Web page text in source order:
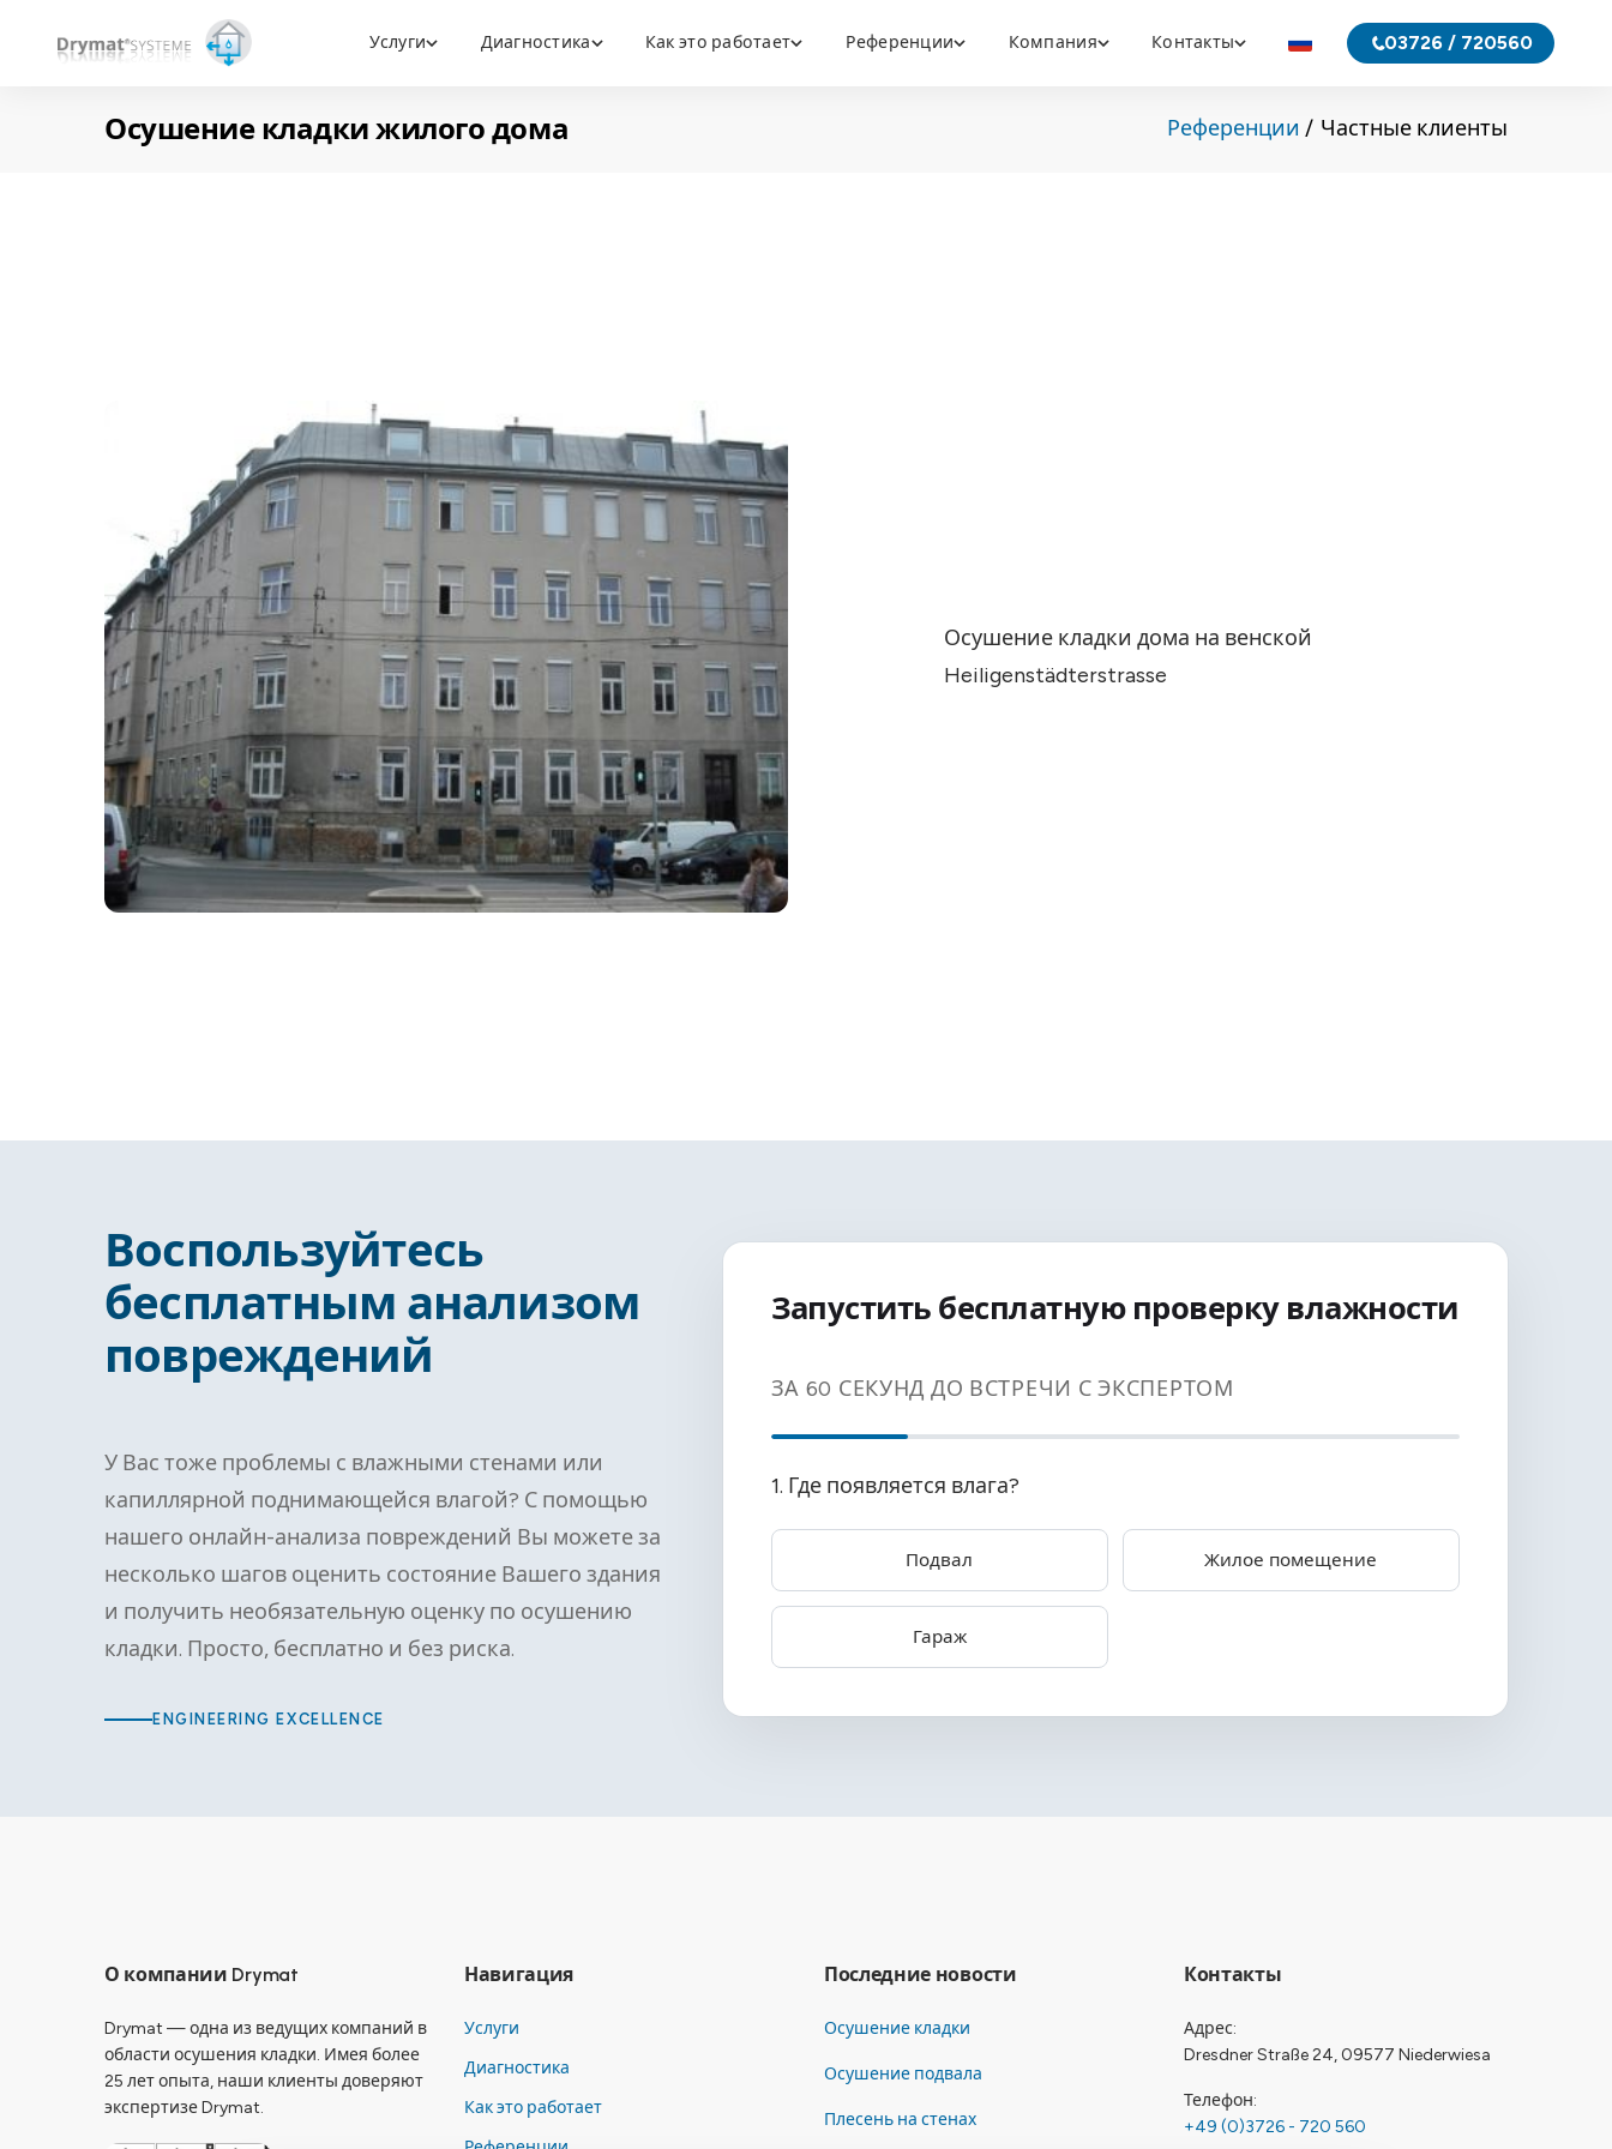
Услуги Диагностика Как это работает Референции Компания Контакты 03726 / 720560
Осушение кладки жилого дома Референции Частные клиенты
Осушение кладки дома на венской
Heiligenstädterstrasse
Воспользуйтесь
бесплатным анализом
повреждений
У Вас тоже проблемы с влажными стенами или
капиллярной поднимающейся влагой? С помощью
нашего онлайн-анализа повреждений Вы можете за
несколько шагов оценить состояние Вашего здания
и получить необязательную оценку по осушению
кладки. Просто, бесплатно и без риска.
ENGINEERING EXCELLENCE
Запустить бесплатную проверку влажности
ЗА 60 СЕКУНД ДО ВСТРЕЧИ С ЭКСПЕРТОМ
1. Где появляется влага?
Подвал Жилое помещение
Гараж
О компании Drymat
Drymat — одна из ведущих компаний в
области осушения кладки. Имея более
25 лет опыта, наши клиенты доверяют
экспертизе Drymat.
Навигация
Услуги
Диагностика
Как это работает
Последние новости
Осушение кладки
Осушение подвала
Плесень на стенах
Контакты
Адрес
Dresdner Straße 24, 09577 Niederwiesa
Телефон
+49 (0)3726 - 720 560